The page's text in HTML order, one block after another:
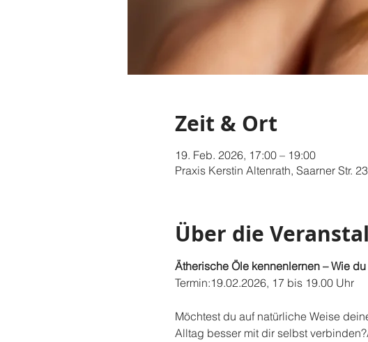
Zeit & Ort
19. Feb. 2026, 17:00 – 19:00
Praxis Kerstin Altenrath, Saarner Str.
Über die
Ätherische Öle kennenlernen – Wie
Termin:19.02.2026, 17 bis 19.00 Uhr
Möchtest du auf natürliche Weise
Alltag besser mit dir selbst